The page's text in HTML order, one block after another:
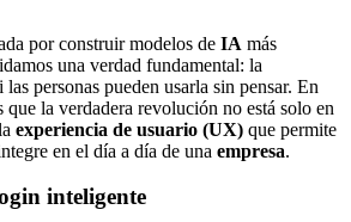
por construir modelos de IA más
una verdad fundamental: la
personas pueden usarla sin pensar. En
que la verdadera revolución no está solo en
experiencia de usuario (UX) que permite
en el día a día de una empresa.
inteligente